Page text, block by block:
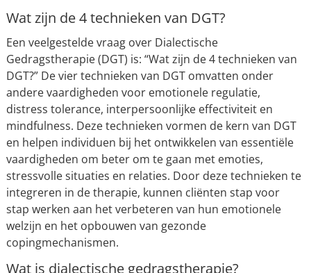
Wat zijn de 4 technieken van DGT?
Een veelgestelde vraag over Dialectische
Gedragstherapie (DGT) is: “Wat zijn de 4 technieken van
DGT?” De vier technieken van DGT omvatten onder
andere vaardigheden voor emotionele regulatie,
distress tolerance, interpersoonlijke effectiviteit en
mindfulness. Deze technieken vormen de kern van DGT
en helpen individuen bij het ontwikkelen van essentiële
vaardigheden om beter om te gaan met emoties,
stressvolle situaties en relaties. Door deze technieken te
integreren in de therapie, kunnen cliënten stap voor
stap werken aan het verbeteren van hun emotionele
welzijn en het opbouwen van gezonde
copingmechanismen.
Wat is dialectische gedragstherapie?